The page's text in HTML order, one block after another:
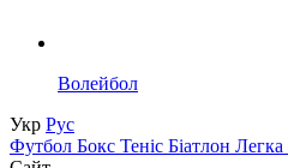
Волейбол
Укр Рус
Футбол Бокс Теніс Біатлон Легка